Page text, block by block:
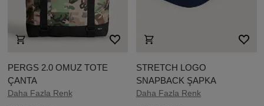
PERGS 2.0 OMUZ TOTE
ÇANTA
Daha Fazla Renk
STRETCH LOGO
SNAPBACK ŞAPKA
Daha Fazla Renk